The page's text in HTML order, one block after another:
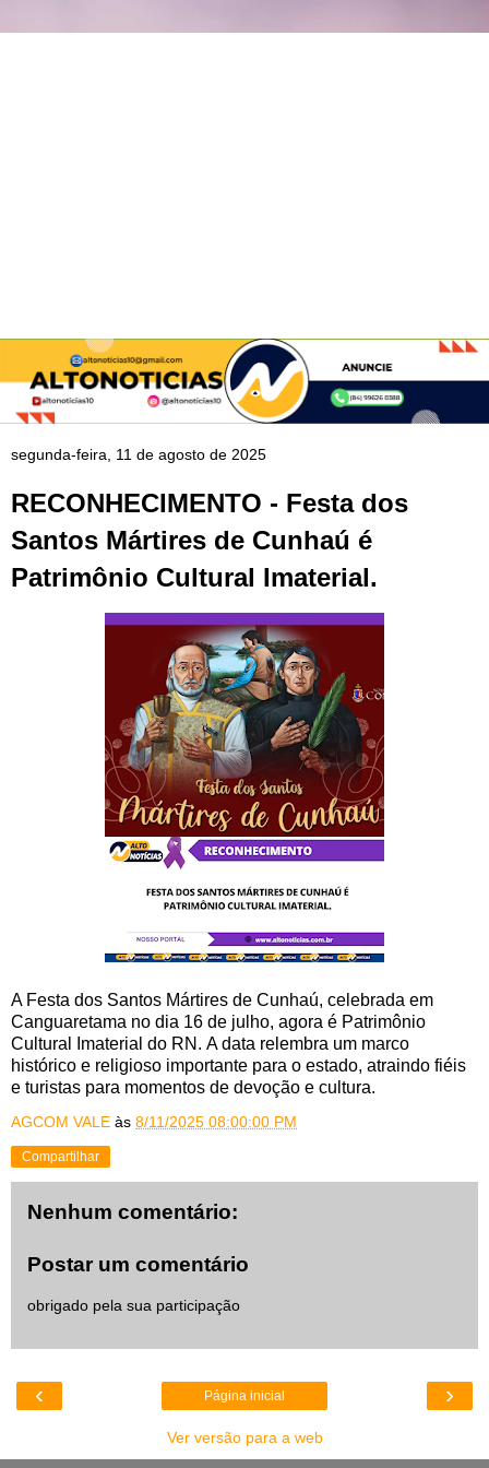
segunda-feira, 11 de agosto de 2025
RECONHECIMENTO - Festa dos
Santos Mártires de Cunhaú é
Patrimônio Cultural Imaterial.
A Festa dos Santos Mártires de Cunhaú, celebrada em
Canguaretama no dia 16 de julho, agora é Patrimônio
Cultural Imaterial do RN. A data relembra um marco
histórico e religioso importante para o estado, atraindo fiéis
e turistas para momentos de devoção e cultura.
AGCOM VALE às 8/11/2025 08:00:00 PM
Compartilhar
Nenhum comentário:
Postar um comentário
obrigado pela sua participação
‹ ›
Página inicial
Ver versão para a web